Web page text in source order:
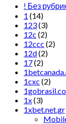
! Без
1 (14)
123(3)
12c (2)
12ccc (2)
12d(2)
17(2)
1cxc (2)
1x(3)
1xbet.net.gr